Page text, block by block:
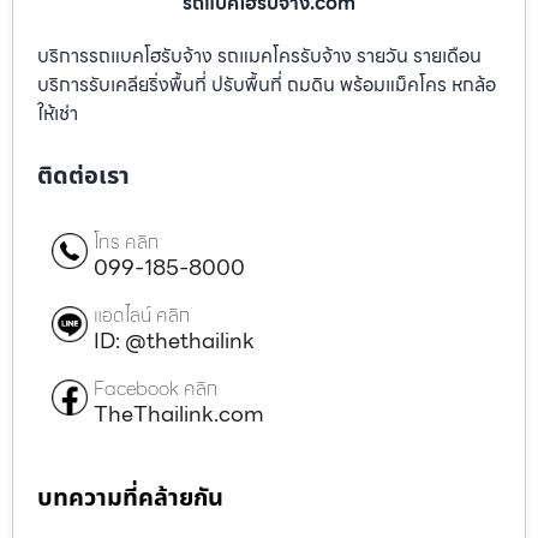
บริการรถแบคโฮรับจ้าง รถแมคโครรับจ้าง รายวัน รายเดือน
บริการรับเคลียริ่งพื้นที่ ปรับพื้นที่ ถมดิน พร้อมแม็คโคร หกล้อ
ให้เช่า
ติดต่อเรา
โทร คลิก
099-185-8000
แอดไลน์ คลิก
ID: @thethailink
Facebook คลิก
TheThailink.com
บทความที่คล้ายกัน